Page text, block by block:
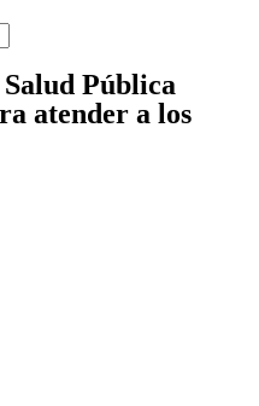
Pública
atender a los